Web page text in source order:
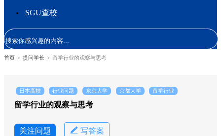
SGU查校
首页 > 提问学长 > 留学行业的观察与思考
日本高校 行业问题 东京大学 京都大学 留学行业
留学行业的观察与思考
关注问题 写答案